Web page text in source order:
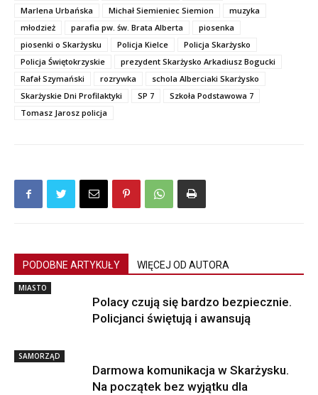
Marlena Urbańska
Michał Siemieniec Siemion
muzyka
młodzież
parafia pw. św. Brata Alberta
piosenka
piosenki o Skarżysku
Policja Kielce
Policja Skarżysko
Policja Świętokrzyskie
prezydent Skarżysko Arkadiusz Bogucki
Rafał Szymański
rozrywka
schola Alberciaki Skarżysko
Skarżyskie Dni Profilaktyki
SP 7
Szkoła Podstawowa 7
Tomasz Jarosz policja
PODOBNE ARTYKUŁY WIĘCEJ OD AUTORA
MIASTO
Polacy czują się bardzo bezpiecznie.
Policjanci świętują i awansują
SAMORZĄD
Darmowa komunikacja w Skarżysku.
Na początek bez wyjątku dla